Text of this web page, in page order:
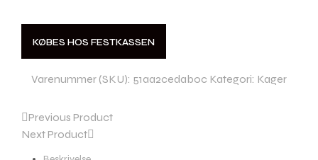
KØBES HOS FESTKASSEN
Varenummer (SKU): 51aa2cedab0c Kategori: Kager
Previous Product
Next Product